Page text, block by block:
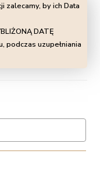
zalecamy, by ich Data
DATĘ
podczas uzupełniania